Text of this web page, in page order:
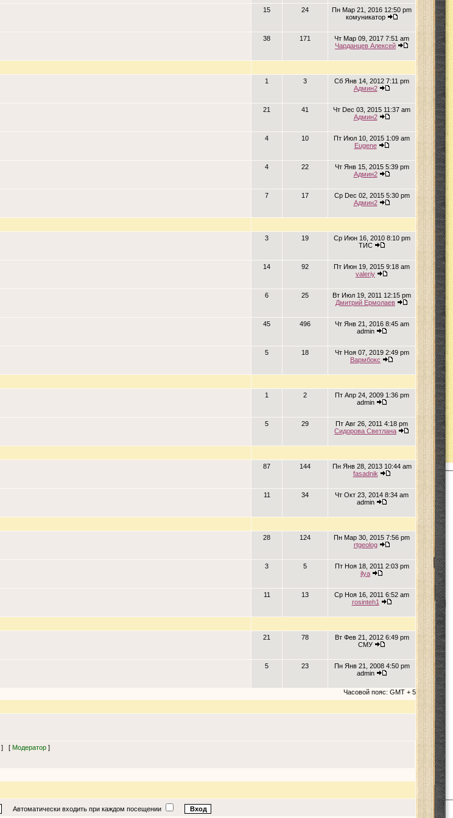
15 24
Пн Мар 21, 2016 12:50 pm
комуникатор
38 171
Чт Мар 09, 2017 7:51 am
Чарданцев Алексей
1 3
Сб Янв 14, 2012 7:11 pm
Админ2
21 41
Чт Dec 03, 2015 11:37 am
Админ2
4 10
Пт Июл 10, 2015 1:09 am
Eugene
4 22
Чт Янв 15, 2015 5:39 pm
Админ2
7 17
Ср Dec 02, 2015 5:30 pm
Админ2
3 19
Ср Июн 16, 2010 8:10 pm
ТИС
14 92
Пт Июн 19, 2015 9:18 am
valeriy
6 25
Вт Июл 19, 2011 12:15 pm
Дмитрий Ермолаев
45 496
Чт Янв 21, 2016 8:45 am
admin
5 18
Чт Ноя 07, 2019 2:49 pm
Вармбокс
1 2
Пт Апр 24, 2009 1:36 pm
admin
5 29
Пт Авг 26, 2011 4:18 pm
Сидорова Светлана
87 144
Пн Янв 28, 2013 10:44 am
fasadnik
11 34
Чт Окт 23, 2014 8:34 am
admin
28 124
Пн Мар 30, 2015 7:56 pm
rtgeolog
3 5
Пт Ноя 18, 2011 2:03 pm
ilya
11 13
Ср Ноя 16, 2011 6:52 am
rosinteh1
21 78
Вт Фев 21, 2012 6:49 pm
СМУ
5 23
Пн Янв 21, 2008 4:50 pm
admin
Часовой пояс: GMT + 5
] [ Модератор ]
Автоматически входить при каждом посещении